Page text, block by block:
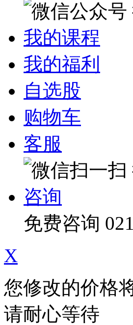
我的课程
我的福利
自选股
购物车
客服
咨询
免费咨询
X
您修改的价格
请耐心等待